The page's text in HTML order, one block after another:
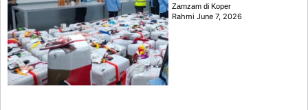
Zamzam di Koper
RahmiJune 7, 2026